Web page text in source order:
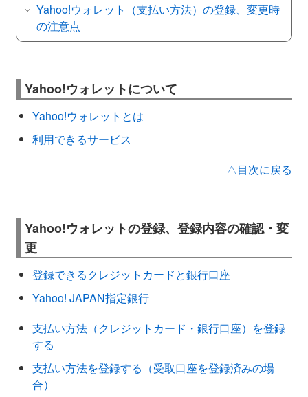
Yahoo!ウォレット（支払い方法）の登録、変更時
の注意点
Yahoo!ウォレットについて
Yahoo!ウォレットとは
利用できるサービス
△目次に戻る
Yahoo!ウォレットの登録、登録内容の確認・変
更
登録できるクレジットカードと銀行口座
Yahoo! JAPAN指定銀行
支払い方法（クレジットカード・銀行口座）を登録
する
支払い方法を登録する（受取口座を登録済みの場
合）